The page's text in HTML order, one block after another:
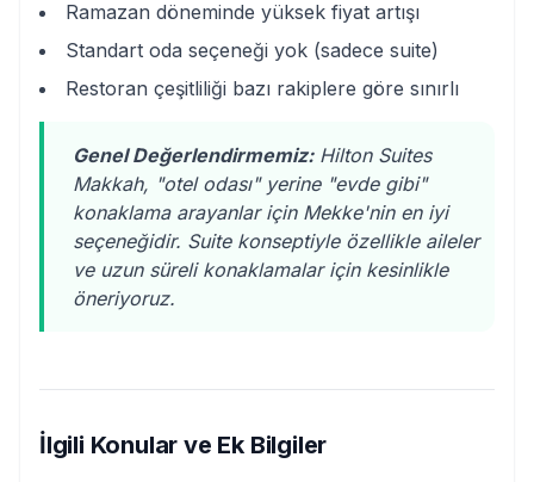
Ramazan döneminde yüksek fiyat artışı
Standart oda seçeneği yok (sadece suite)
Restoran çeşitliliği bazı rakiplere göre sınırlı
Genel Değerlendirmemiz:Hilton Suites
Makkah, "otel odası" yerine "evde gibi"
konaklama arayanlar için Mekke'nin en iyi
seçeneğidir. Suite konseptiyle özellikle aileler
ve uzun süreli konaklamalar için kesinlikle
öneriyoruz.
İlgili Konular ve Ek Bilgiler